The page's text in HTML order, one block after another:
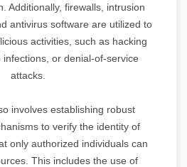
Additionally, firewalls, intrusion
antivirus software are utilized to
activities, such as hacking
or denial-of-service
attacks.
involves establishing robust
to verify the identity of
only authorized individuals can
This includes the use of